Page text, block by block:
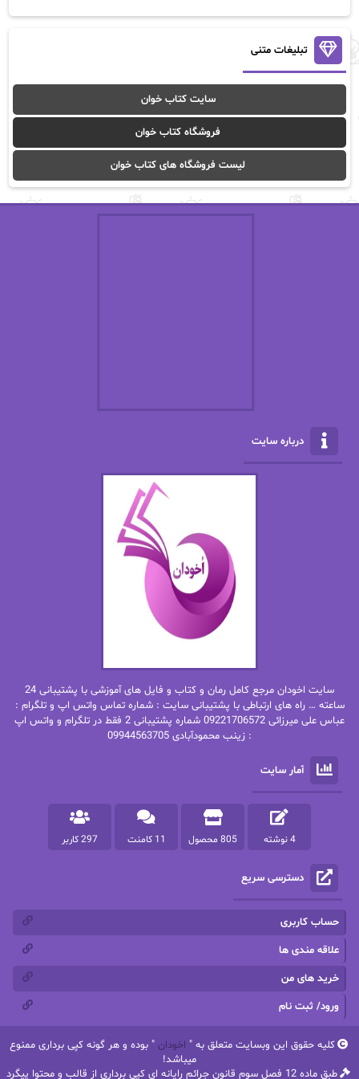
آن ماری سلینکو آنا تاد
آنالیا
آوا موسوی آیدا (Aixi)
آیدا باقری آیسان صادقی
ا_اصغر زاده ا_اصغرزاده
اریک مورگنشترن از نیلوفر لاری
الناز محمدی
امیر فرهی
باران
بهار سلطانی
بهاره شیرازی
بهاره.م
بیتا فرخی
پاتریشیا ویلسون پرتو فرهمند
پرستو اسحقی
پرستو مهاجر
پرهام رسولی
پروانه قدیمی پروانه محمدی
پریسا شکور(طوفان خاموش)
پنلوپه وارد
تاران
ثمین سرابی جان فاولز
تبلیغات متنی
سایت کتاب خوان
فروشگاه کتاب خوان
لیست فروشگاه های کتاب خوان
درباره سایت
سایت اخودان مرجع کامل رمان و کتاب و فایل های آموزشی با پشتیبانی 24
ساعته … راه های ارتباطی با پشتیبانی سایت : شماره تماس واتس اپ و تلگرام :
عباس علی میرزائی 09221706572 شماره پشتیبانی 2 فقط در تلگرام و واتس اپ
: زینب محمودآبادی 09944563705
آمار سایت
4 نوشته 805 محصول 11 کامنت 297 کاربر
دسترسی سریع
حساب کاربری
علاقه مندی ها
خرید های من
ورود/ ثبت نام
کلیه حقوق این وبسایت متعلق به " اخودان " بوده و هر گونه کپی برداری ممنوع
میباشد!
طبق ماده 12 فصل سوم قانون جرائم رایانه ای کپی برداری از قالب و محتوا پیگرد